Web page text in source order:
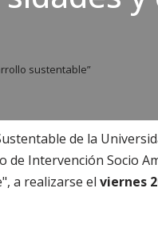
sustentable”
de la
Intervención Socio
a realizarse el viernes